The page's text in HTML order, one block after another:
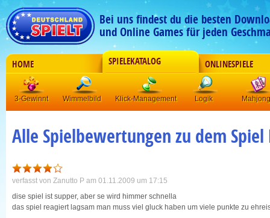
Bei uns findest du die besten
und Online Games für jeden
HOME SPIELEKATALOG ONLINESPIELE
3-Gewinnt Wimmelbild Klick-Management Logik Mahjong
Alle Spielbewertungen zu dem
verfasst von Zanutto P am 01.11.2009 um 17:15
dise spiel ist supper, aber se wird himmer schnella
das spiel reagiert lagsam man muss viel gluck haben um viele punkte zu